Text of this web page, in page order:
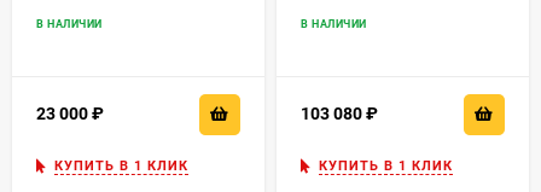
В НАЛИЧИИ
23 000
КУПИТЬ В 1 КЛИК
В НАЛИЧИИ
103 080
КУПИТЬ В 1 КЛИК